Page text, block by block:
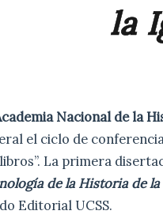
la
Nacional de la
el ciclo de
La primera
de la Historia de
Editorial UCSS.